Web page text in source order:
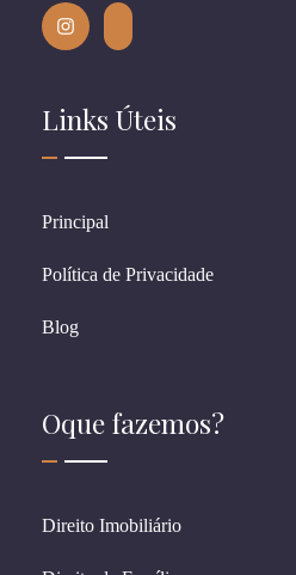
Links Úteis
Principal
Política de Privacidade
Blog
Oque fazemos?
Direito Imobiliário